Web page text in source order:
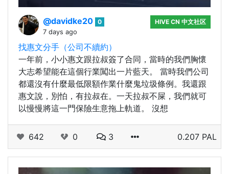
@davidke20 0
7 days ago
HIVE CN 中文社区
找惠文分手（公司不續約）
一年前，小小惠文跟拉叔簽了合同，當時的我們胸懷
大志希望能在這個行業闖出一片藍天。 當時我們公司
都還沒有什麼最低限額作業什麼鬼垃圾條例。我還跟
惠文說，別怕，有拉叔在。一天拉叔不屎，我們就可
以慢慢將這一門保險生意拖上軌道。 沒想
642 0 3 0.207 PAL